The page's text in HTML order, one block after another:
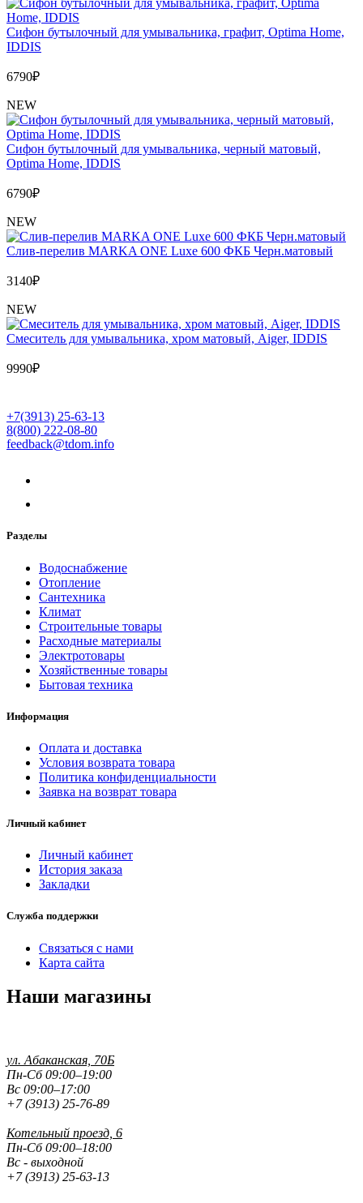
Сифон бутылочный для умывальника, графит, Optima Home,
IDDIS
6790₽
NEW
Сифон бутылочный для умывальника, черный матовый,
Optima Home, IDDIS
6790₽
NEW
Слив-перелив MARKA ONE Luxe 600 ФКБ Черн.матовый
3140₽
NEW
Cмеситель для умывальника, хром матовый, Aiger, IDDIS
9990₽
+7(3913) 25-63-13
8(800) 222-08-80
feedback@tdom.info
Разделы
Водоснабжение
Отопление
Сантехника
Климат
Строительные товары
Расходные материалы
Электротовары
Хозяйственные товары
Бытовая техника
Информация
Оплата и доставка
Условия возврата товара
Политика конфиденциальности
Заявка на возврат товара
Личный кабинет
Личный кабинет
История заказа
Закладки
Служба поддержки
Связаться с нами
Карта сайта
Наши магазины
ул. Абаканская, 70Б
Пн-Сб 09:00–19:00
Вс 09:00–17:00
+7 (3913) 25-76-89
Котельный проезд, 6
Пн-Сб 09:00–18:00
Вс - выходной
+7 (3913) 25-63-13